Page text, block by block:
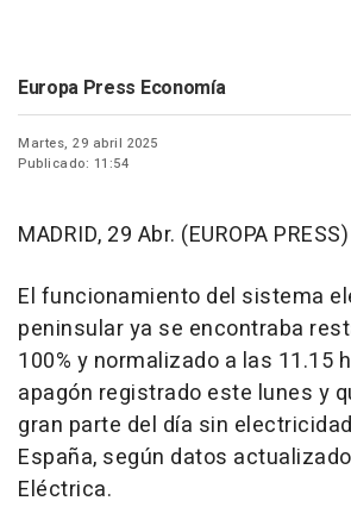
Europa Press Economía
Martes, 29 abril 2025
Publicado: 11:54
MADRID, 29 Abr. (EUROPA
El funcionamiento del sistema
peninsular ya se encontraba
100% y normalizado a las 11.15
apagón registrado este lunes y
gran parte del día sin
España, según datos
Eléctrica.